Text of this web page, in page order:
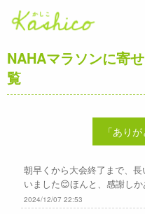
NAHAマラソンに寄
覧
「あり
朝早くから大会終了まで、
いました😊ほんと、感謝し
2024/12/07 22:53